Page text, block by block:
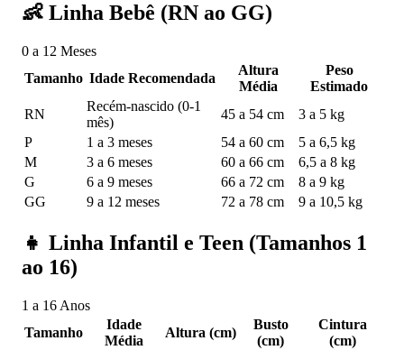
👶 Linha Bebê (RN ao GG)
0 a 12 Meses
Tamanho Idade Recomendada
Altura
Média
Peso
Estimado
RN
Recém-nascido (0-1
mês)
45 a 54 cm
3 a 5 kg
P
1 a 3 meses 54 a 60 cm
5 a 6,5 kg
M
3 a 6 meses 60 a 66 cm
6,5 a 8 kg
G
6 a 9 meses 66 a 72 cm
8 a 9 kg
GG
9 a 12 meses 72 a 78 cm 9 a 10,5 kg
👧 Linha Infantil e Teen (Tamanhos 1
ao 16)
1 a 16 Anos
Tamanho
Idade
Média
Altura (cm)
Busto
(cm)
Cintura
(cm)